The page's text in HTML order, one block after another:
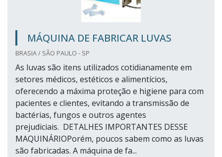
MÁQUINA DE FABRICAR LUVAS
BRASIA / SÃO PAULO - SP
As luvas são itens utilizados cotidianamente em
setores médicos, estéticos e alimentícios,
oferecendo a máxima proteção e higiene para com
pacientes e clientes, evitando a transmissão de
bactérias, fungos e outros agentes
prejudiciais. DETALHES IMPORTANTES DESSE
MAQUINÁRIOPorém, poucos sabem como as luvas
são fabricadas. A máquina de fa...